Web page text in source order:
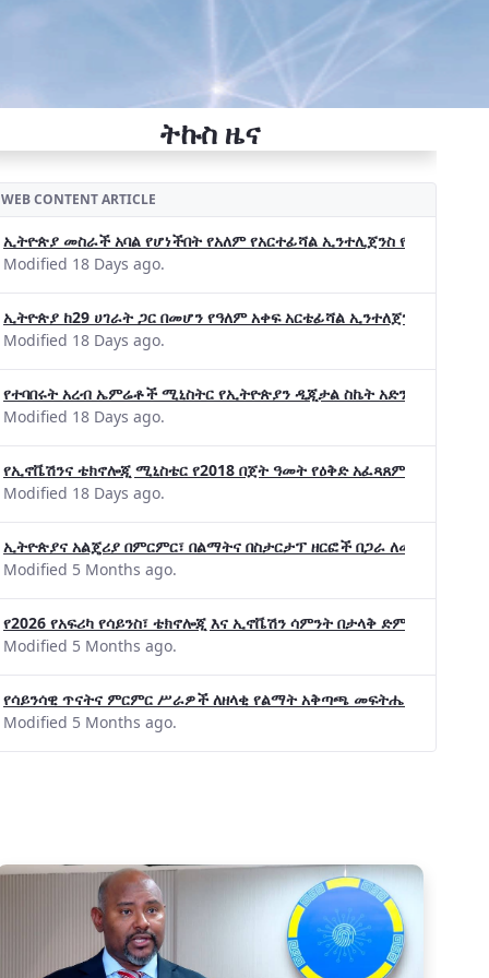
የልማት አጋሮች በአባልነት የየያዘ የኢኖቬሽን፣የዲጅታል ኢኮኖሚ እና
የኢንፎርሜሽን ቴክኖሎጂ የጋራ ግብረሃይል ተቋቋመ
ትኩስ ዜና
WEB CONTENT ARTICLE
ኢትዮጵያ መስራች አባል የሆነችበት የአለም የአርተፊሻል ኢንተሊጀንስ የትብብር
Modified 18 Days ago.
ኢትዮጵያ ከ29 ሀገራት ጋር በመሆን የዓለም አቀፍ አርቴፊሻል ኢንተለጀንስ ትብብር
Modified 18 Days ago.
የተባበሩት አረብ ኤምሬቶች ሚኒስትር የኢትዮጵያን ዲጂታል ስኬት አድንቀዋል
Modified 18 Days ago.
የኢኖቬሽንና ቴክኖሎጂ ሚኒስቴር የ2018 በጀት ዓመት የዕቅድ አፈጻጸምና የቀጣይ
Modified 18 Days ago.
ኢትዮጵያና አልጄሪያ በምርምር፣ በልማትና በስታርታፕ ዘርፎች በጋራ ለመስራት መከሩ፡፡
Modified 5 Months ago.
የ2026 የአፍሪካ የሳይንስ፣ ቴክኖሎጂ እና ኢኖቬሽን ሳምንት በታላቅ ድምቀት
Modified 5 Months ago.
የሳይንሳዊ ጥናትና ምርምር ሥራዎች ለዘላቂ የልማት አቅጣጫ መፍትሔ ጠቋሚ
Modified 5 Months ago.